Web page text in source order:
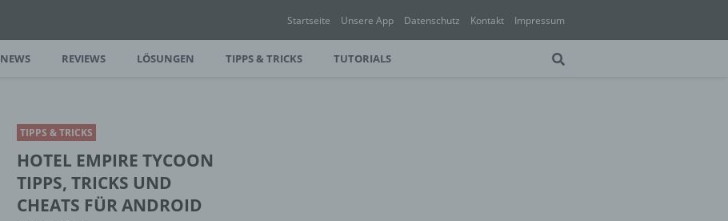
Startseite Unsere App Datenschutz Kontakt Impressum
NEWS REVIEWS LÖSUNGEN TIPPS & TRICKS TUTORIALS
TIPPS & TRICKS
HOTEL EMPIRE TYCOON
TIPPS, TRICKS UND
CHEATS FÜR ANDROID